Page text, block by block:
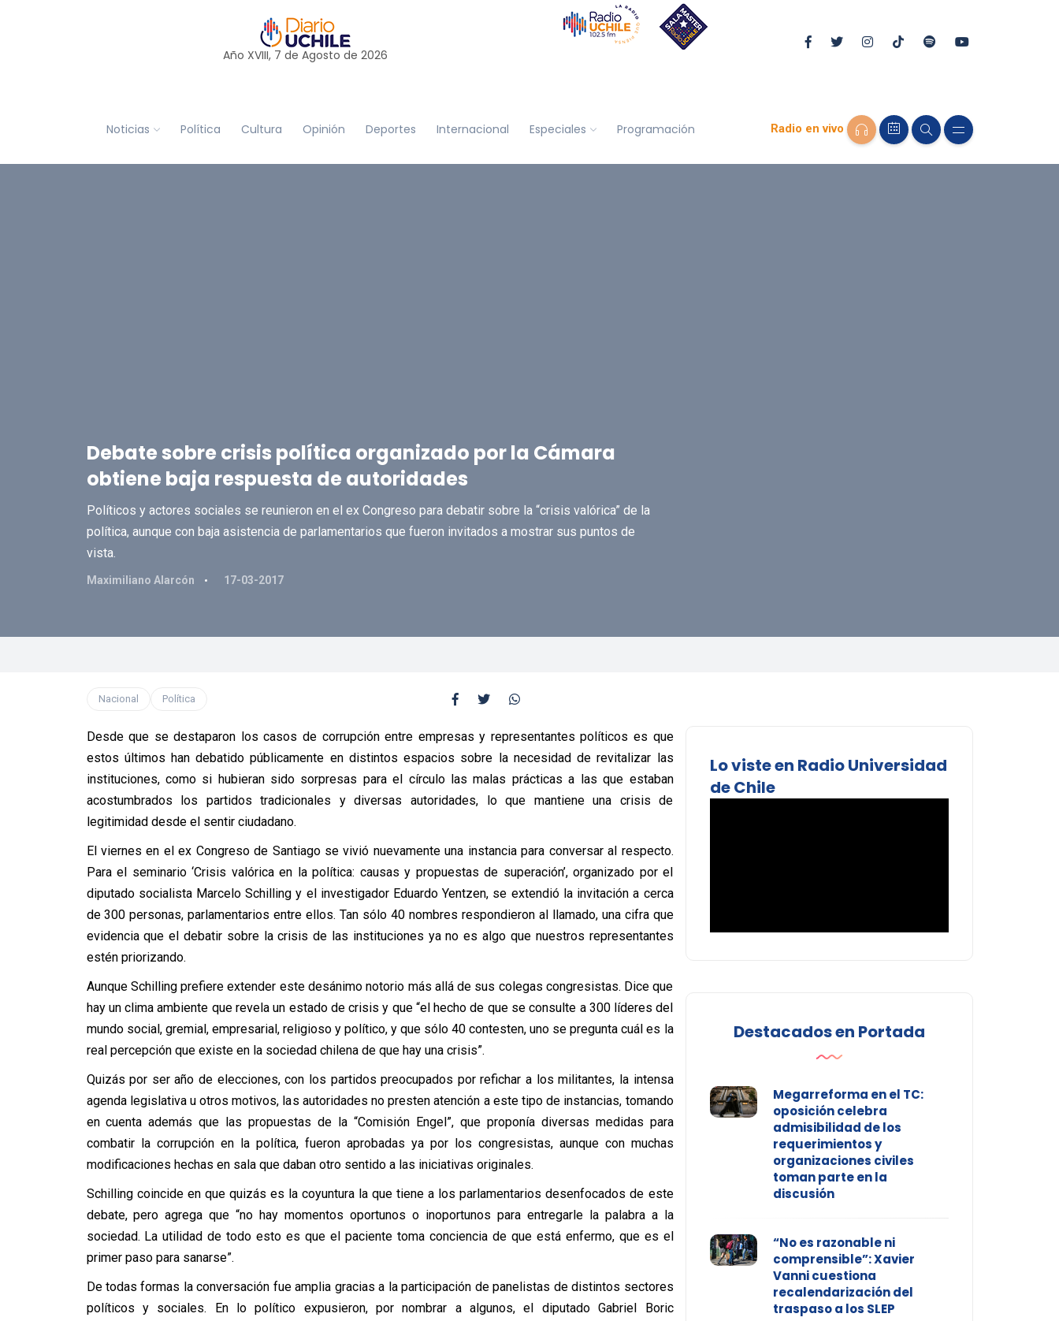
Año XVIII, 7 de Agosto de 2026
Noticias Política Cultura Opinión Deportes Internacional Especiales Programación Radio en vivo
Debate sobre crisis política organizado por la Cámara
obtiene baja respuesta de autoridades
Políticos y actores sociales se reunieron en el ex Congreso para debatir sobre la “crisis valórica” de la
política, aunque con baja asistencia de parlamentarios que fueron invitados a mostrar sus puntos de
vista.
Maximiliano Alarcón 17-03-2017
Nacional Política
Desde que se destaparon los casos de corrupción entre empresas y representantes políticos es que
estos últimos han debatido públicamente en distintos espacios sobre la necesidad de revitalizar las
instituciones, como si hubieran sido sorpresas para el círculo las malas prácticas a las que estaban
acostumbrados los partidos tradicionales y diversas autoridades, lo que mantiene una crisis de
legitimidad desde el sentir ciudadano.
El viernes en el ex Congreso de Santiago se vivió nuevamente una instancia para conversar al respecto.
Para el seminario ‘Crisis valórica en la política: causas y propuestas de superación’, organizado por el
diputado socialista Marcelo Schilling y el investigador Eduardo Yentzen, se extendió la invitación a cerca
de 300 personas, parlamentarios entre ellos. Tan sólo 40 nombres respondieron al llamado, una cifra que
evidencia que el debatir sobre la crisis de las instituciones ya no es algo que nuestros representantes
estén priorizando.
Aunque Schilling prefiere extender este desánimo notorio más allá de sus colegas congresistas. Dice que
hay un clima ambiente que revela un estado de crisis y que “el hecho de que se consulte a 300 líderes del
mundo social, gremial, empresarial, religioso y político, y que sólo 40 contesten, uno se pregunta cuál es la
real percepción que existe en la sociedad chilena de que hay una crisis”.
Quizás por ser año de elecciones, con los partidos preocupados por refichar a los militantes, la intensa
agenda legislativa u otros motivos, las autoridades no presten atención a este tipo de instancias, tomando
en cuenta además que las propuestas de la “Comisión Engel”, que proponía diversas medidas para
combatir la corrupción en la política, fueron aprobadas ya por los congresistas, aunque con muchas
modificaciones hechas en sala que daban otro sentido a las iniciativas originales.
Schilling coincide en que quizás es la coyuntura la que tiene a los parlamentarios desenfocados de este
debate, pero agrega que “no hay momentos oportunos o inoportunos para entregarle la palabra a la
sociedad. La utilidad de todo esto es que el paciente toma conciencia de que está enfermo, que es el
primer paso para sanarse”.
De todas formas la conversación fue amplia gracias a la participación de panelistas de distintos sectores
políticos y sociales. En lo político expusieron, por nombrar a algunos, el diputado Gabriel Boric
Lo viste en Radio Universidad
de Chile
Destacados en Portada
Megarreforma en el TC:
oposición celebra
admisibilidad de los
requerimientos y
organizaciones civiles
toman parte en la
discusión
“No es razonable ni
comprensible”: Xavier
Vanni cuestiona
recalendarización del
traspaso a los SLEP